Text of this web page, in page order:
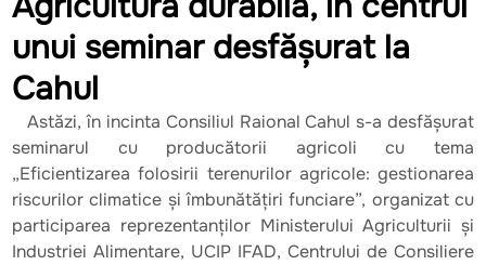
unui seminar desfășurat la
Cahul
Astăzi, în incinta Consiliul Raional Cahul s-a desfășurat
seminarul cu producătorii agricoli cu tema
„Eficientizarea folosirii terenurilor agricole: gestionarea
riscurilor climatice și îmbunătățiri funciare”, organizat cu
participarea reprezentanților Ministerului Agriculturii și
Industriei Alimentare, UCIP IFAD, Centrului de Consiliere